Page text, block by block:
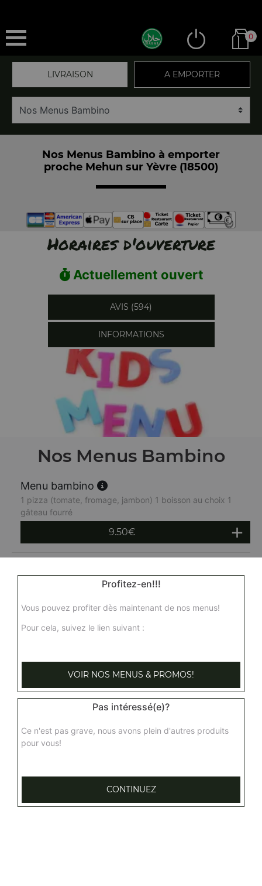
0
LIVRAISON A EMPORTER
Nos Menus Bambino à emporter
proche Mehun sur Yèvre (18500)
Horaires d'ouverture
Actuellement ouvert
AVIS (594)
INFORMATIONS
Nos Menus Bambino
Menu bambino
1 pizza (tomate, fromage, jambon) 1 boisson au choix 1
gâteau fourré
9.50€
Profitez-en!!!
Vous pouvez profiter dès maintenant de nos menus!
Pour cela, suivez le lien suivant :
VOIR NOS MENUS & PROMOS!
Pas intéressé(e)?
Ce n'est pas grave, nous avons plein d'autres produits
pour vous!
CONTINUEZ